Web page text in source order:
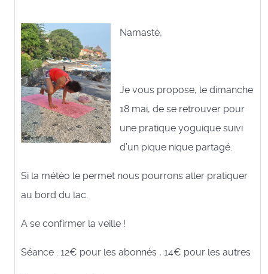
Namasté,
Je vous propose, le dimanche
18 mai, de se retrouver pour
une pratique yoguique suivi
d’un pique nique partagé.
Si la météo le permet nous pourrons aller pratiquer
au bord du lac.
A se confirmer la veille !
Séance : 12€ pour les abonnés , 14€ pour les autres